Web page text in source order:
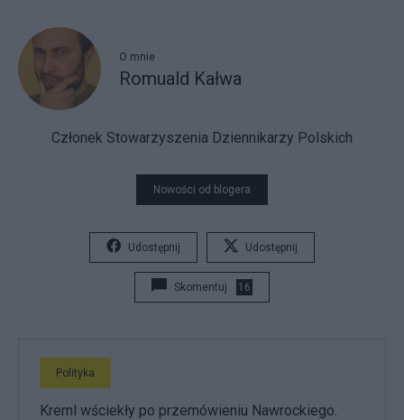
O mnie
Romuald Kałwa
Członek Stowarzyszenia Dziennikarzy Polskich
Nowości od blogera
Udostępnij Udostępnij
Skomentuj 16
Polityka
Kreml wściekły po przemówieniu Nawrockiego.